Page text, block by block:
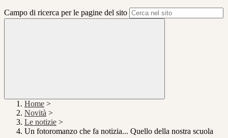
Campo di ricerca per le pagine del sito
Home >
Novità >
Le notizie >
Un fotoromanzo che fa notizia... Quello della nostra scuola